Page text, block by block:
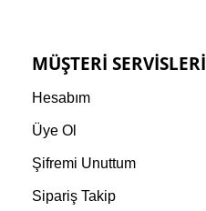
MÜŞTERI SERVISLERI
Hesabım
Üye Ol
Şifremi Unuttum
Sipariş Takip